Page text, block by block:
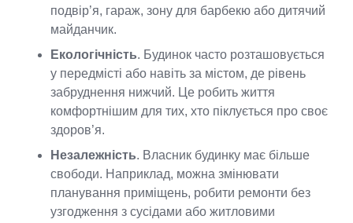
подвір’я, гараж, зону для барбекю або дитячий
майданчик.
Екологічність. Будинок часто розташовується
у передмісті або навіть за містом, де рівень
забруднення нижчий. Це робить життя
комфортнішим для тих, хто піклується про своє
здоров’я.
Незалежність. Власник будинку має більше
свободи. Наприклад, можна змінювати
планування приміщень, робити ремонти без
узгодження з сусідами або житловими